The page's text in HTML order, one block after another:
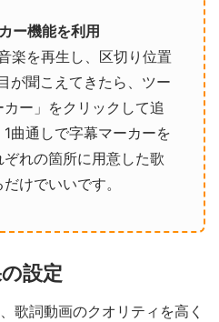
ー機能を利用
楽を再生し、区切り位置
が聞こえてきたら、ツー
ー」をクリックして追
曲通しで字幕マーカーを
ぞれの箇所に用意した歌
けでいいです。
設定
歌詞動画のクオリティを高く